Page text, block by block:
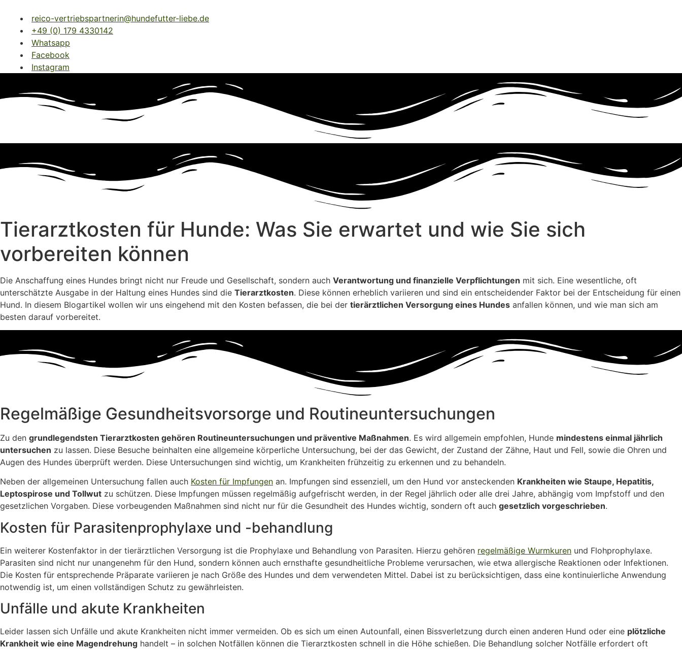
reico-vertriebspartnerin@hundefutter-liebe.de
+49 (0) 179 4330142
Whatsapp
Facebook
Instagram
Tierarztkosten für Hunde: Was Sie erwartet und wie Sie sich
vorbereiten können
Die Anschaffung eines Hundes bringt nicht nur Freude und Gesellschaft, sondern auch Verantwortung und finanzielle Verpflichtungen mit sich. Eine wesentliche, oft
unterschätzte Ausgabe in der Haltung eines Hundes sind die Tierarztkosten. Diese können erheblich variieren und sind ein entscheidender Faktor bei der Entscheidung für einen
Hund. In diesem Blogartikel wollen wir uns eingehend mit den Kosten befassen, die bei der tierärztlichen Versorgung eines Hundes anfallen können, und wie man sich am
besten darauf vorbereitet.
Regelmäßige Gesundheitsvorsorge und Routineuntersuchungen
Zu den grundlegendsten Tierarztkosten gehören Routineuntersuchungen und präventive Maßnahmen. Es wird allgemein empfohlen, Hunde mindestens einmal jährlich
untersuchen zu lassen. Diese Besuche beinhalten eine allgemeine körperliche Untersuchung, bei der das Gewicht, der Zustand der Zähne, Haut und Fell, sowie die Ohren und
Augen des Hundes überprüft werden. Diese Untersuchungen sind wichtig, um Krankheiten frühzeitig zu erkennen und zu behandeln.
Neben der allgemeinen Untersuchung fallen auch Kosten für Impfungen an. Impfungen sind essenziell, um den Hund vor ansteckenden Krankheiten wie Staupe, Hepatitis,
Leptospirose und Tollwut zu schützen. Diese Impfungen müssen regelmäßig aufgefrischt werden, in der Regel jährlich oder alle drei Jahre, abhängig vom Impfstoff und den
gesetzlichen Vorgaben. Diese vorbeugenden Maßnahmen sind nicht nur für die Gesundheit des Hundes wichtig, sondern oft auch gesetzlich vorgeschrieben.
Kosten für Parasitenprophylaxe und -behandlung
Ein weiterer Kostenfaktor in der tierärztlichen Versorgung ist die Prophylaxe und Behandlung von Parasiten. Hierzu gehören regelmäßige Wurmkuren und Flohprophylaxe.
Parasiten sind nicht nur unangenehm für den Hund, sondern können auch ernsthafte gesundheitliche Probleme verursachen, wie etwa allergische Reaktionen oder Infektionen.
Die Kosten für entsprechende Präparate variieren je nach Größe des Hundes und dem verwendeten Mittel. Dabei ist zu berücksichtigen, dass eine kontinuierliche Anwendung
notwendig ist, um einen vollständigen Schutz zu gewährleisten.
Unfälle und akute Krankheiten
Leider lassen sich Unfälle und akute Krankheiten nicht immer vermeiden. Ob es sich um einen Autounfall, einen Bissverletzung durch einen anderen Hund oder eine plötzliche
Krankheit wie eine Magendrehung handelt – in solchen Notfällen können die Tierarztkosten schnell in die Höhe schießen. Die Behandlung solcher Notfälle erfordert oft